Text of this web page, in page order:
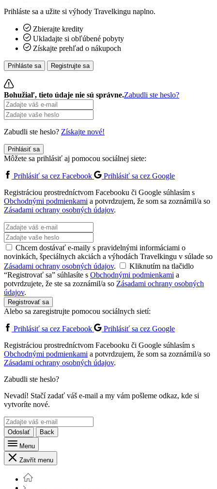
Prihláste sa a užite si výhody Travelkingu naplno.
Zbierajte kredity
Ukladajte si obľúbené pobyty
Získajte prehľad o nákupoch
Prihláste sa Registrujte sa
Bohužiaľ, tieto údaje nie sú správne.Zabudli ste heslo?
Zabudli ste heslo? Získajte nové!
Prihlásiť sa
Môžete sa prihlásiť aj pomocou sociálnej siete:
Prihlásiť sa cez Facebook
Prihlásiť sa cez Google
Registráciou prostredníctvom Facebooku či Google súhlasím s
Obchodnými podmienkami a potvrdzujem, že som sa zoznámil/a so
Zásadami ochrany osobných údajov.
Chcem dostávať e-maily s pravidelnými informáciami o
novinkách, špeciálnych akciách a výhodách Travelkingu v súlade so
Zásadami ochrany osobných údajov.
Kliknutím na tlačidlo
“Registrovať sa” súhlasíte s Obchodnými podmienkami a
potvrdzujete, že ste sa zoznámil/a so Zásadami ochrany osobných
údajov.
Registrovať sa
Alebo sa zaregistrujte pomocou sociálnych sietí:
Prihlásiť sa cez Facebook
Prihlásiť sa cez Google
Registráciou prostredníctvom Facebooku či Google súhlasím s
Obchodnými podmienkami a potvrdzujem, že som sa zoznámil/a so
Zásadami ochrany osobných údajov.
Zabudli ste heslo?
Nevadí! Stačí zadať váš e-mail a my vám pošleme odkaz, kde si
vytvoríte nové.
Odoslať
Back
Menu
Zavřít menu